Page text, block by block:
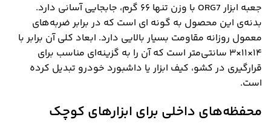
جعبه ابزار ORG7 با وزن تنها ۶۶ گرم، جابجایی آسانی دارد.
بدنه‌ی این محصول به گونه ای است که در برابر ضربه‌های
معمول روزانه مقاومت بسیار بالایی دارد. ابعاد کلی آن برابر با
۱۴×۱۱×۳ سانتی‌متر است که آن را به گزینه‌ای مناسب برای
قرارگیری در کشو، کیف ابزار یا داشبورد خودرو تبدیل کرده
است.
محفظه‌های داخلی برای ابزارهای کوچک